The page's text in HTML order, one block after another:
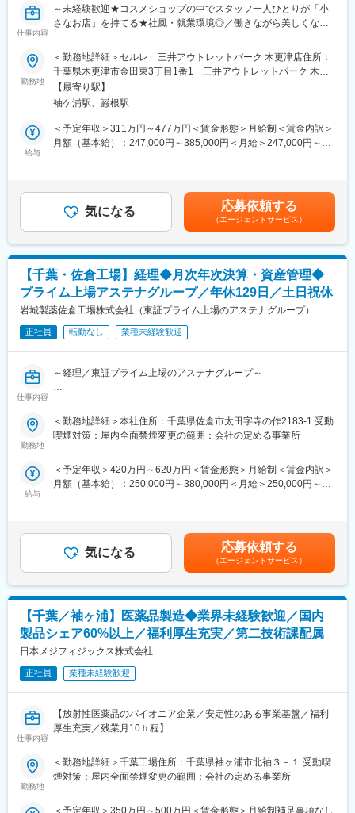
献することができます。
・「この薬すごく効き目があって良かったよ。」「こないだのリ
れてありがとう。」など、「ありがとう」という言葉が一番のや
りがいです。
変更の範囲：会社の定める業務
湾、中国）の企業との業務提携を行なうなど広いフィールドで活
動しています。
として科学技術庁長官賞を、また浦安市（本社所在地）からは環
境に配慮した地域経済の発展に対して優良企業賞を受賞していま
す。
・スピルリナ
・アスタキサンチン
変更の範囲：会社の定める業務
仕事内容
～未経験歓迎★コスメショップの中でスタッフ一人ひとりが「小
さなお店」を持てる★社風・就業環境◎／働きながら美しくなれ
※三井アウトレットパーク 木更津店での勤務となります。
■仕事内容：
・コスメ販売・接客サービスはもちろん、ディスプレイやPOP作
成もおまかせいたします。
※カウンセリング・タッチアップなどの業務はありません。
◎セルレについて
そのため、店頭に並ぶ製品ラインナップはいつも同じものではあ
りません。
月に1回は新しい製品が入ってくるから、定期的にお店を覗きに来
■風通しの良い職場環境
・ショップ中のひとつのコーナーを、自分で販売するものを決め
・自分のアイデアを取り入れて結果に繋がるので非常にやりがい
を感じられます。
す。
仲間と目標達成したときは大きなやりがいを感じられます！
■未経験でも安心のサポート体制◎
・入社後すぐに接客マナーの基本、美容知識、化粧品知識を基礎
・全国の店舗の成功事例が共有されるので、あなたの販売スキ
ル・知識を高められます。
■豊富なキャリアパス：
大手美容メーカーだから実現できる様々なキャリアアップ！
1）チーフ（店長）やエリアマネージャー、ブランド責任者のよう
にチャレンジできます
3）店頭で培った経験をもとに、本社で人事・製品プロモーショ
ン・マーケティングなどに携われるチャンスもあります
■就業環境：
・有名ブランドを多数展開している当社製品を特別価格で購入で
きます。働きながら自身も美しくなることができる環境です！
・あなたの奨学金返済を会社が8割負担してくれます！お給料を自
身の好きなことに使えると社員に好評の制度です！
勤務地
＜勤務地詳細＞セルレ 三井アウトレットパーク 木更津店住所：
千葉県木更津市金田東3丁目1番1 三井アウトレットパーク 木更
津 1F 受動喫煙対策：屋内全面禁煙
【最寄り駅】
袖ケ浦駅、巌根駅
給与
＜予定年収＞311万円～477万円＜賃金形態＞月給制＜賃金内訳＞
月額（基本給）：247,000円～385,000円＜月給＞247,000円～
給額15万円）※特別賞与は業績状況による■モデル年収：スタッフ
（3年目）322万円チーフ（5年目）391万円賃金はあくまでも目安
の金額であり、選考を通じて上下する可能性があります。月給(月
額)は固定手当を含めた表記です。
気になる 応募依頼する
（エージェントサービス）
【千葉・佐倉工場】経理◆月次年次決算・資産管理◆
プライム上場アステナグループ／年休129日／土日祝休
岩城製薬佐倉工場株式会社（東証プライム上場のアステナグループ）
正社員 転勤なし 業種未経験歓迎
仕事内容
～経理／東証プライム上場のアステナグループ～
当社にて、経理業務全般をご担当いただきます 。
月次・四半期・年次決算の取り纏めを中心に、業績管理、会計ソ
フトへの入力、請求書発行、資金管理、固定資産管理など、工場
【業務内容】
■生産管理システムを用いた原価集計、棚卸資産の締め、部門別費
用の集計 ■資金日繰り表作成、支払依頼、借入金依頼
■固定資産の取得・除却、減価償却費計上、投資進捗管理 など
■原価計算業務
【組織構成】
現状2名体制
【魅力】
岩城製薬佐倉工場は、安心して長く働ける環境が魅力です。個人
【会社について】
2020年7月1日よりアステナグループの医薬品製造工場として再出
て、ファインケミカル事業、医薬事業、HBC食品事業、化学品事
業の4事業の各社で構成され、ESG経営による持続的な成長を目指
勤務地
＜勤務地詳細＞本社住所：千葉県佐倉市太田字寺の作2183-1 受動
喫煙対策：屋内全面禁煙変更の範囲：会社の定める事業所
給与
＜予定年収＞420万円～620万円＜賃金形態＞月給制＜賃金内訳＞
月額（基本給）：250,000円～380,000円＜月給＞250,000円～
給(月額)は固定手当を含めた表記です。
気になる 応募依頼する
（エージェントサービス）
【千葉／袖ヶ浦】医薬品製造◆業界未経験歓迎／国内
製品シェア60%以上／福利厚生充実／第二技術課配属
日本メジフィジックス株式会社
正社員 業種未経験歓迎
仕事内容
【放射性医薬品のパイオニア企業／安定性のある事業基盤／福利
厚生充実／残業月10ｈ程】
■職務内容：
医薬品製造から出荷/在庫管理における一連の業務を担当頂きま
す。ご入社後はOJT形式で先輩社員が付き添いながら機械操作や
勤務地
＜勤務地詳細＞千葉工場住所：千葉県袖ヶ浦市北袖３－１ 受動喫
煙対策：屋内全面禁煙変更の範囲：会社の定める事業所
＜予定年収＞350万円～500万円＜賃金形態＞月給制補足事項なし